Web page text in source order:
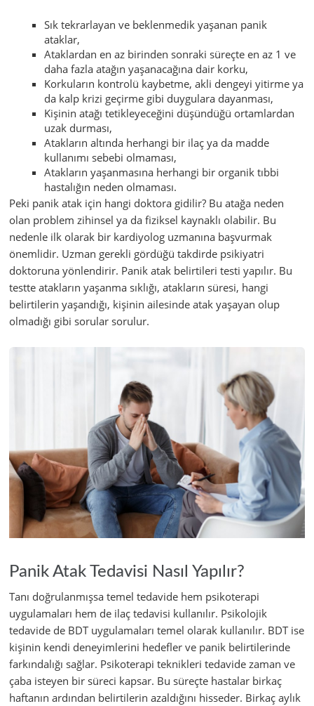
Sık tekrarlayan ve beklenmedik yaşanan panik
ataklar,
Ataklardan en az birinden sonraki süreçte en az 1 ve
daha fazla atağın yaşanacağına dair korku,
Korkuların kontrolü kaybetme, akli dengeyi yitirme ya
da kalp krizi geçirme gibi duygulara dayanması,
Kişinin atağı tetikleyeceğini düşündüğü ortamlardan
uzak durması,
Atakların altında herhangi bir ilaç ya da madde
kullanımı sebebi olmaması,
Atakların yaşanmasına herhangi bir organik tıbbi
hastalığın neden olmaması.
Peki panik atak için hangi doktora gidilir? Bu atağa neden
olan problem zihinsel ya da fiziksel kaynaklı olabilir. Bu
nedenle ilk olarak bir kardiyolog uzmanına başvurmak
önemlidir. Uzman gerekli gördüğü takdirde psikiyatri
doktoruna yönlendirir. Panik atak belirtileri testi yapılır. Bu
testte atakların yaşanma sıklığı, atakların süresi, hangi
belirtilerin yaşandığı, kişinin ailesinde atak yaşayan olup
olmadığı gibi sorular sorulur.
Panik Atak Tedavisi Nasıl Yapılır?
Tanı doğrulanmışsa temel tedavide hem psikoterapi
uygulamaları hem de ilaç tedavisi kullanılır. Psikolojik
tedavide de BDT uygulamaları temel olarak kullanılır. BDT ise
kişinin kendi deneyimlerini hedefler ve panik belirtilerinde
farkındalığı sağlar. Psikoterapi teknikleri tedavide zaman ve
çaba isteyen bir süreci kapsar. Bu süreçte hastalar birkaç
haftanın ardından belirtilerin azaldığını hisseder. Birkaç aylık